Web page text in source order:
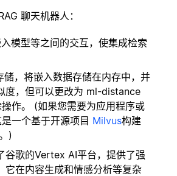
聊天机器人：
模型等之间的交互，使集成检索
储，将嵌入数据存储在内存中，并
度，但可以更改为 ml-distance
作。 (如果您需要为应用程序或
是一个基于开源项目 Milvus构建
)
谷歌的Vertex AI平台，提供了强
它在内容生成和情感分析等复杂